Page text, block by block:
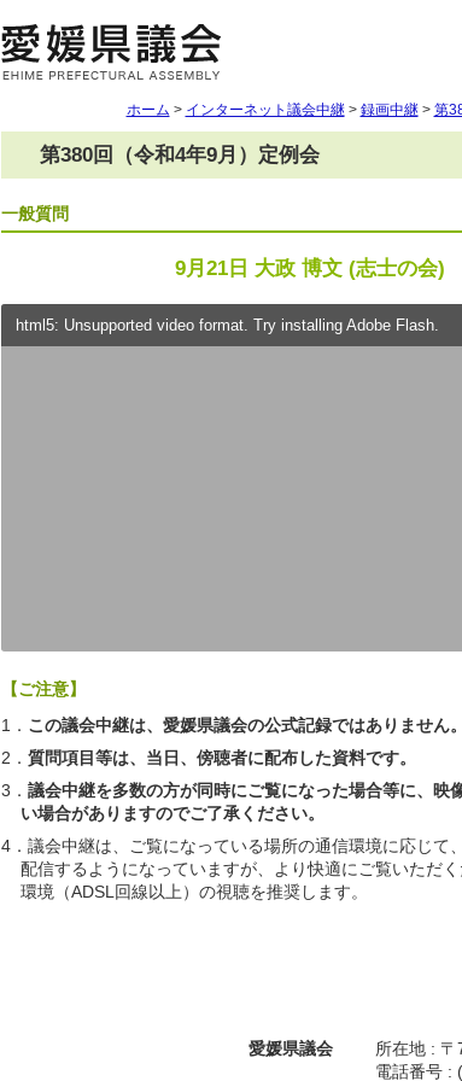
ホーム > インターネット議会中継> 録画中継> 第
第380回（令和4年9月）定例会
一般質問
9月21日 大政 博文 (志士の会)
html5: Unsupported video format. Try installing Adobe Flash.
【ご注意】
1． この議会中継は、愛媛県議会の公式記録ではありません。
2． 質問項目等は、当日、傍聴者に配布した資料です。
3． 議会中継を多数の方が同時にご覧になった場合等に、映
い場合がありますのでご了承ください。
4．議会中継は、ご覧になっている場所の通信環境に応じて
配信するようになっていますが、より快適にご覧いただ
環境（ADSL回線以上）の視聴を推奨します。
愛媛県議会
所在地 :
電話番号 :